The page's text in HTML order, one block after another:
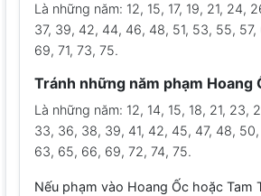
Là những năm: 12, 15, 17, 19, 21, 24,
37, 39, 42, 44, 46, 48, 51, 53, 55,
69, 71, 73, 75.
Tránh những năm phạm Hoang
Là những năm: 12, 14, 15, 18, 21, 23,
33, 36, 38, 39, 41, 42, 45, 47, 48,
63, 65, 66, 69, 72, 74, 75.
Nếu phạm vào Hoang Ốc hoặc Tam